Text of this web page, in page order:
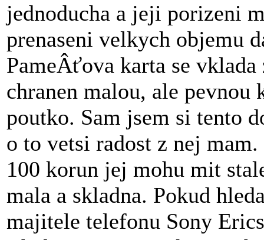
jednoducha a jeji porizeni
prenaseni velkych objemu
PameÂťova karta se
chranen malou, ale
poutko. Sam jsem si tento
o to vetsi radost z nej
100 korun jej mohu mit
mala a skladna. Pokud
majitele telefonu Sony